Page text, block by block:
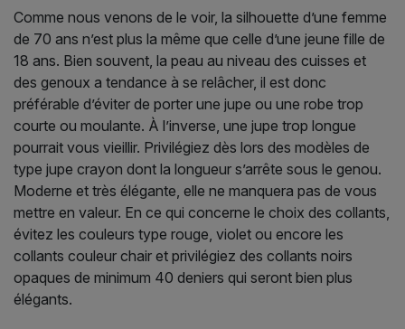
Comme nous venons de le voir, la silhouette d’une femme
de 70 ans n’est plus la même que celle d’une jeune fille de
18 ans. Bien souvent, la peau au niveau des cuisses et
des genoux a tendance à se relâcher, il est donc
préférable d’éviter de porter une jupe ou une robe trop
courte ou moulante. À l’inverse, une jupe trop longue
pourrait vous vieillir. Privilégiez dès lors des modèles de
type jupe crayon dont la longueur s’arrête sous le genou.
Moderne et très élégante, elle ne manquera pas de vous
mettre en valeur. En ce qui concerne le choix des collants,
évitez les couleurs type rouge, violet ou encore les
collants couleur chair et privilégiez des collants noirs
opaques de minimum 40 deniers qui seront bien plus
élégants.